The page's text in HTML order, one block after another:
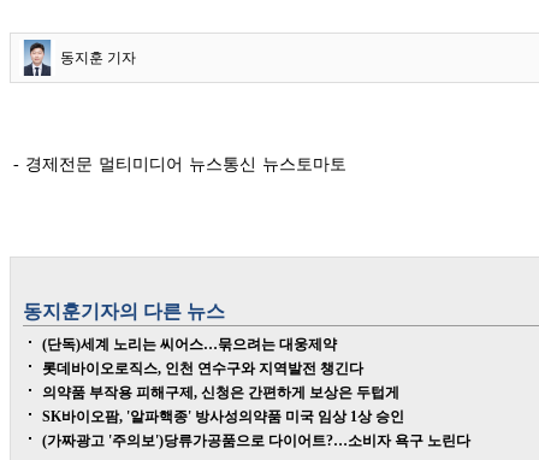
동지훈 기자
- 경제전문 멀티미디어 뉴스통신 뉴스토마토
동지훈기자의 다른 뉴스
(단독)세계 노리는 씨어스…묶으려는 대웅제약
롯데바이오로직스, 인천 연수구와 지역발전 챙긴다
의약품 부작용 피해구제, 신청은 간편하게 보상은 두텁게
SK바이오팜, '알파핵종' 방사성의약품 미국 임상 1상 승인
(가짜광고 '주의보')당류가공품으로 다이어트?…소비자 욕구 노린다